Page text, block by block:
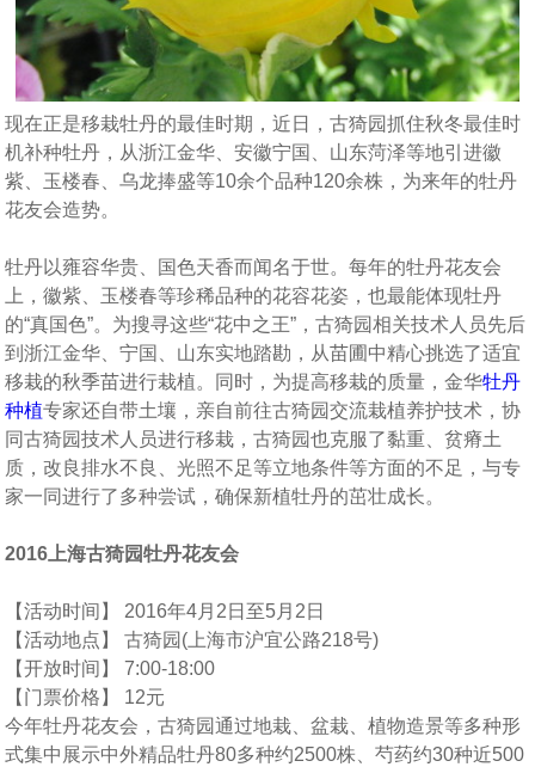
现在正是移栽牡丹的最佳时期，近日，古猗园抓住秋冬最佳时
机补种牡丹，从浙江金华、安徽宁国、山东菏泽等地引进徽
紫、玉楼春、乌龙捧盛等10余个品种120余株，为来年的牡丹
花友会造势。
牡丹以雍容华贵、国色天香而闻名于世。每年的牡丹花友会
上，徽紫、玉楼春等珍稀品种的花容花姿，也最能体现牡丹
的“真国色”。为搜寻这些“花中之王”，古猗园相关技术人员先后
到浙江金华、宁国、山东实地踏勘，从苗圃中精心挑选了适宜
移栽的秋季苗进行栽植。同时，为提高移栽的质量，金华牡丹
种植专家还自带土壤，亲自前往古猗园交流栽植养护技术，协
同古猗园技术人员进行移栽，古猗园也克服了黏重、贫瘠土
质，改良排水不良、光照不足等立地条件等方面的不足，与专
家一同进行了多种尝试，确保新植牡丹的茁壮成长。
2016上海古猗园牡丹花友会
【活动时间】 2016年4月2日至5月2日
【活动地点】 古猗园(上海市沪宜公路218号)
【开放时间】 7:00-18:00
【门票价格】 12元
今年牡丹花友会，古猗园通过地栽、盆栽、植物造景等多种形
式集中展示中外精品牡丹80多种约2500株、芍药约30种近500